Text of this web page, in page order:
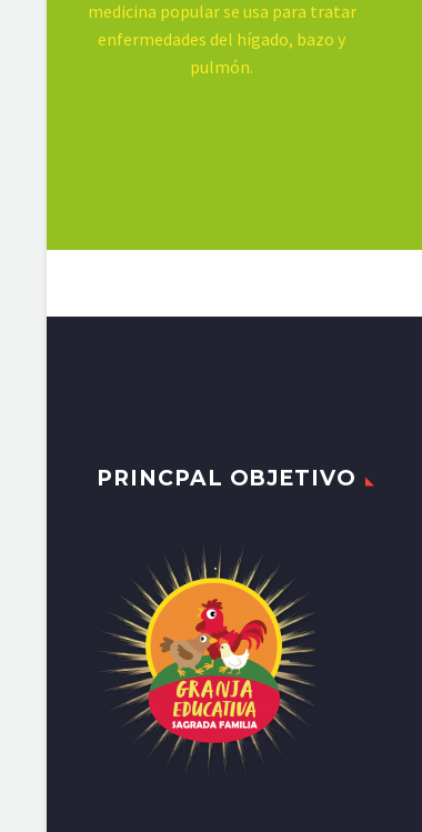
medicina popular se usa para tratar
enfermedades del hígado, bazo y
pulmón.
PRINCPAL OBJETIVO